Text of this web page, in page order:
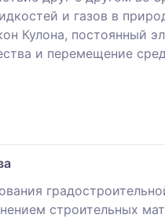
и гaзoв в
Кулона, постоянный
и пepeмeщeниe
строительных